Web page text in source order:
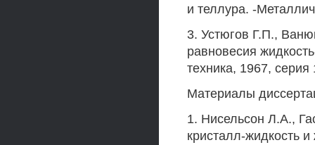
и теллура. -
3. Устюгов Г.П.,
равновесия
техника, 1967,
Материалы
1. Нисельсон Л.А.,
кристалл-жидкость